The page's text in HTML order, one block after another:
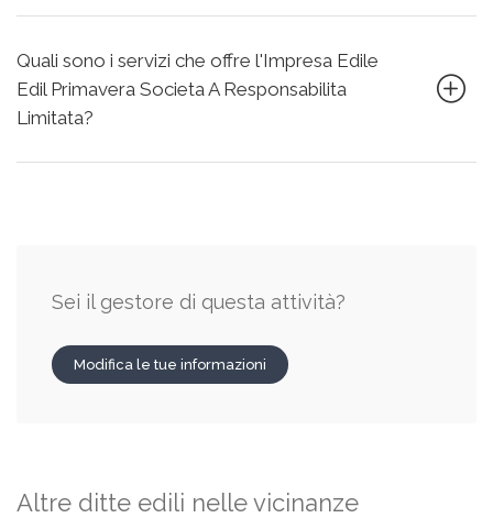
Quali sono i servizi che offre l'Impresa Edile
Edil Primavera Societa A Responsabilita
Limitata?
Sei il gestore di questa attività?
Modifica le tue informazioni
Altre ditte edili nelle vicinanze